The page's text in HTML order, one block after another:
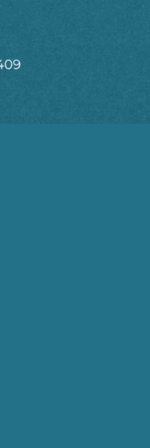
e-mails e concorda com